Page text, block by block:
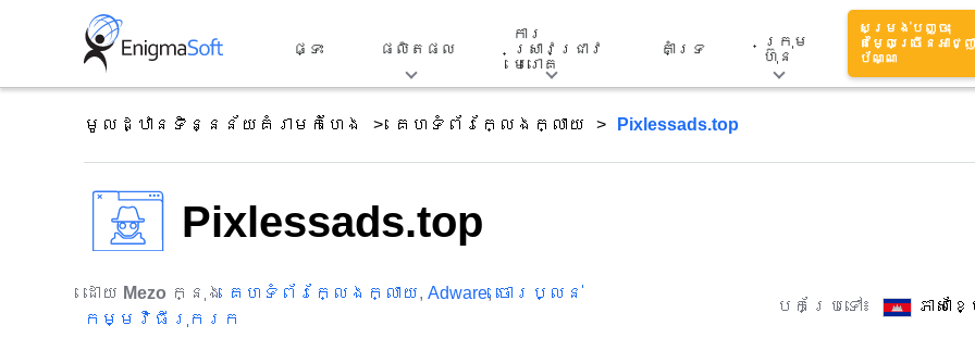
ផ្ទះ ផលិតផល
ការ
ស្រាវជ្រាវ
មេរោគ
គាំទ្រ
ក្រុម
ហ៊ុន
សម្រង់បញ្ចុះ
តម្លៃច្រើនអាជ្ញា
ប័ណ្ណ
មូលដ្ឋានទិន្នន័យគំរាមកំហែង គេហទំព័រក្លែងក្លាយ Pixlessads.top
Pixlessads.top
ដោយ Mezo ក្នុង គេហទំព័រក្លែងក្លាយ, Adware, ចោរប្លន់
កម្មវិធីរុករក
បកប្រែទៅ៖ ភាសាខ្